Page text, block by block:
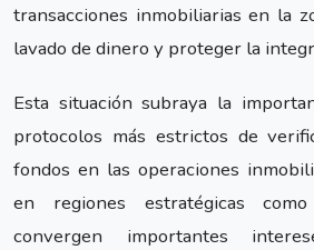
transacciones inmobiliarias en la
lavado de dinero y proteger la
Esta situación subraya la
protocolos más estrictos de
fondos en las operaciones
en regiones estratégicas
convergen importantes